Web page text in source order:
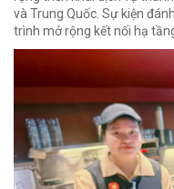
và Trung Quốc. Sự kiện
trình mở rộng kết nối hạ